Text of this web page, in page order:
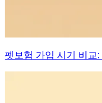
펫보험 가입 시기 비교